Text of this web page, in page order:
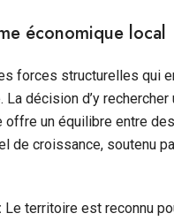
économique local
forces structurelles qui
La décision d’y
un équilibre entre
croissance, soutenu
Le territoire est reconnu